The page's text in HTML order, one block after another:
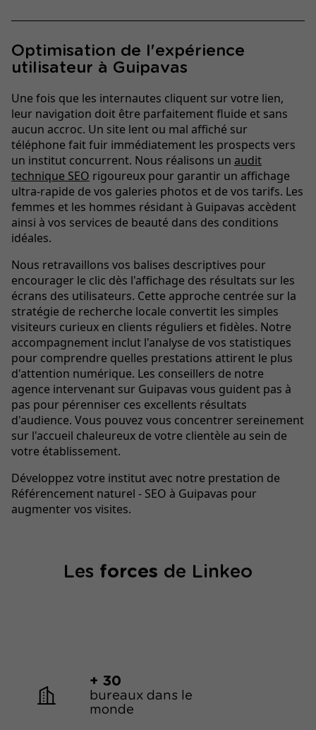
Optimisation de l'expérience
utilisateur à Guipavas
Une fois que les internautes cliquent sur votre lien,
leur navigation doit être parfaitement fluide et sans
aucun accroc. Un site lent ou mal affiché sur
téléphone fait fuir immédiatement les prospects vers
un institut concurrent. Nous réalisons un audit
technique SEO rigoureux pour garantir un affichage
ultra-rapide de vos galeries photos et de vos tarifs. Les
femmes et les hommes résidant à Guipavas accèdent
ainsi à vos services de beauté dans des conditions
idéales.
Nous retravaillons vos balises descriptives pour
encourager le clic dès l'affichage des résultats sur les
écrans des utilisateurs. Cette approche centrée sur la
stratégie de recherche locale convertit les simples
visiteurs curieux en clients réguliers et fidèles. Notre
accompagnement inclut l'analyse de vos statistiques
pour comprendre quelles prestations attirent le plus
d'attention numérique. Les conseillers de notre
agence intervenant sur Guipavas vous guident pas à
pas pour pérenniser ces excellents résultats
d'audience. Vous pouvez vous concentrer sereinement
sur l'accueil chaleureux de votre clientèle au sein de
votre établissement.
Développez votre institut avec notre prestation de
Référencement naturel - SEO à Guipavas pour
augmenter vos visites.
Les forces de Linkeo
+ 30
bureaux dans le
monde